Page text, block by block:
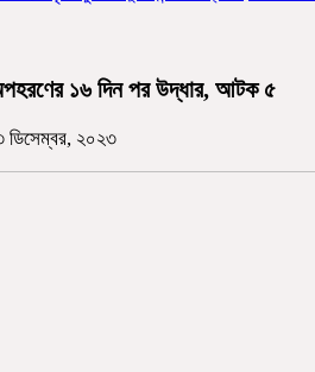
অপহরণের ১৬ দিন পর উদ্ধার, আটক ৫
ডিসেম্বর, ২০২৩